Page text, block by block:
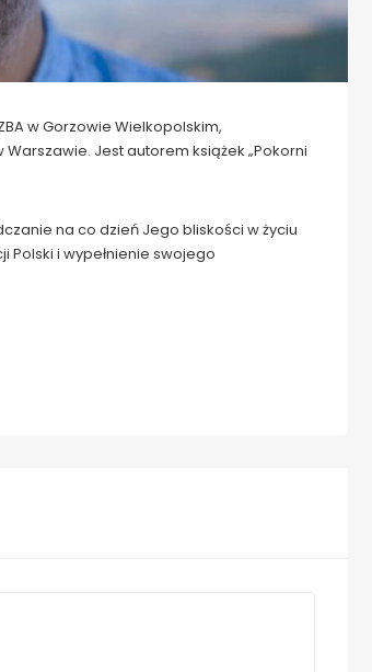
w Gorzowie Wielkopolskim,
Jest autorem książek „Pokorni
na co dzień Jego bliskości w życiu
i wypełnienie swojego